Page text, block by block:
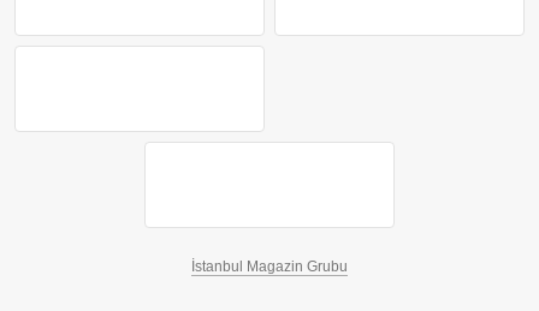
İstanbul Magazin Grubu